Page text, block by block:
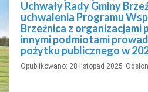
Uchwały Rady Gminy
uchwalenia Programu
Brzeźnica z organizacjami
innymi podmiotami
pożytku publicznego w
Opublikowano: 28 listopad 2025